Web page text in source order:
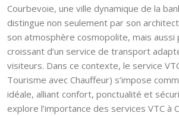
Courbevoie, une ville dynamique de la
distingue non seulement par son
son atmosphère cosmopolite, mais aussi
croissant d’un service de transport
visiteurs. Dans ce contexte, le service
Tourisme avec Chauffeur) s’impose
idéale, alliant confort, ponctualité et
explore l’importance des services VTC à